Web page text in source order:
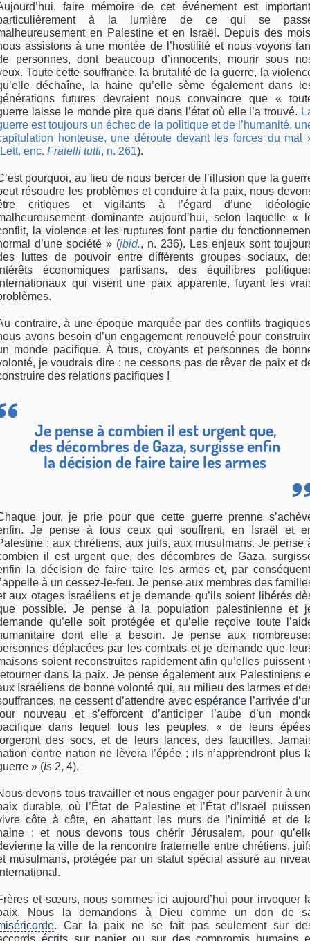
faire mémoire de cet événement est
à la lumière de ce qui se
en Palestine et en Israël. Depuis des
assistons à une montée de l’hostilité et nous voyons
personnes, dont beaucoup d’innocents, mourir sous
Toute cette souffrance, la brutalité de la guerre, la
déchaîne, la haine qu’elle sème également dans
futures devraient nous convaincre que «
laisse le monde pire que dans l’état où elle l’a trouvé.
est toujours un échec de la politique et de l’humanité,
honteuse, une déroute devant les forces du mal
enc. Fratelli tutti, n. 261).
pourquoi, au lieu de nous bercer de l’illusion que la
résoudre les problèmes et conduire à la paix, nous
critiques et vigilants à l’égard d’une
dominante aujourd’hui, selon laquelle «
la violence et les ruptures font partie du
d’une société » (ibid., n. 236). Les enjeux sont
luttes de pouvoir entre différents groupes sociaux,
économiques partisans, des équilibres
qui visent une paix apparente, fuyant les
contraire, à une époque marquée par des conflits
avons besoin d’un engagement renouvelé pour
monde pacifique. À tous, croyants et personnes de
je voudrais dire : ne cessons pas de rêver de paix et
des relations pacifiques !
Je pense à combien il est urgent que,
des décombres de Gaza, surgisse enfin
la décision de faire taire les armes
jour, je prie pour que cette guerre prenne
Je pense à tous ceux qui souffrent, en Israël et
: aux chrétiens, aux juifs, aux musulmans. Je pense
il est urgent que, des décombres de Gaza,
la décision de faire taire les armes et, par
à un cessez-le-feu. Je pense aux membres des
aux otages israéliens et je demande qu’ils soient libérés
possible. Je pense à la population palestinienne et
qu’elle soit protégée et qu’elle reçoive toute
dont elle a besoin. Je pense aux
déplacées par les combats et je demande que
soient reconstruites rapidement afin qu’elles puissent
dans la paix. Je pense également aux Palestiniens
Israéliens de bonne volonté qui, au milieu des larmes et
ne cessent d’attendre avecespérance l’arrivée
nouveau et s’efforcent d’anticiper l’aube d’un
dans lequel tous les peuples, « de leurs
des socs, et de leurs lances, des faucilles.
contre nation ne lèvera l’épée ; ils n’apprendront plus
» (Is 2, 4).
devons tous travailler et nous engager pour parvenir à
durable, où l’État de Palestine et l’État d’Israël
côte à côte, en abattant les murs de l’inimitié et de
; et nous devons tous chérir Jérusalem, pour
la ville de la rencontre fraternelle entre chrétiens,
musulmans, protégée par un statut spécial assuré au
et sœurs, nous sommes ici aujourd’hui pour invoquer
Nous la demandons à Dieu comme un don de
. Car la paix ne se fait pas seulement sur